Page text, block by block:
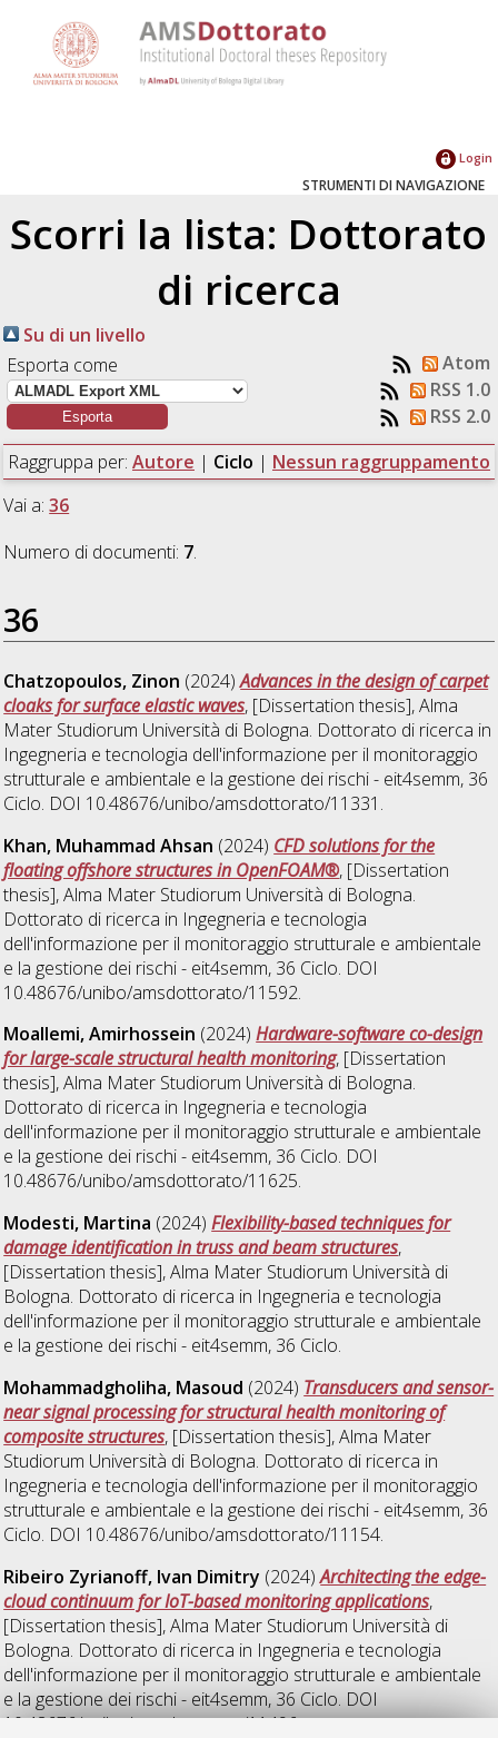
Login
STRUMENTI DI NAVIGAZIONE
Scorri la lista: Dottorato
di ricerca
Su di un livello
Esporta come
Atom
RSS 1.0
RSS 2.0
Raggruppa per: Autore | Ciclo | Nessun raggruppamento
Vai a:36
Numero di documenti: 7.
36
Chatzopoulos, Zinon (2024)Advances in the design of carpet
cloaks for surface elastic waves, [Dissertation thesis], Alma
Mater Studiorum Università di Bologna. Dottorato di ricerca in
Ingegneria e tecnologia dell'informazione per il monitoraggio
strutturale e ambientale e la gestione dei rischi - eit4semm, 36
Ciclo. DOI 10.48676/unibo/amsdottorato/11331.
Khan, Muhammad Ahsan (2024) CFD solutions for the
floating offshore structures in OpenFOAM®, [Dissertation
thesis], Alma Mater Studiorum Università di Bologna.
Dottorato di ricerca in Ingegneria e tecnologia
dell'informazione per il monitoraggio strutturale e ambientale
e la gestione dei rischi - eit4semm, 36 Ciclo. DOI
10.48676/unibo/amsdottorato/11592.
Moallemi, Amirhossein (2024)Hardware-software co-design
for large-scale structural health monitoring, [Dissertation
thesis], Alma Mater Studiorum Università di Bologna.
Dottorato di ricerca in Ingegneria e tecnologia
dell'informazione per il monitoraggio strutturale e ambientale
e la gestione dei rischi - eit4semm, 36 Ciclo. DOI
10.48676/unibo/amsdottorato/11625.
Modesti, Martina (2024)Flexibility-based techniques for
damage identification in truss and beam structures,
[Dissertation thesis], Alma Mater Studiorum Università di
Bologna. Dottorato di ricerca in Ingegneria e tecnologia
dell'informazione per il monitoraggio strutturale e ambientale
e la gestione dei rischi - eit4semm, 36 Ciclo.
Mohammadgholiha, Masoud (2024) Transducers and sensor-
near signal processing for structural health monitoring of
composite structures, [Dissertation thesis], Alma Mater
Studiorum Università di Bologna. Dottorato di ricerca in
Ingegneria e tecnologia dell'informazione per il monitoraggio
strutturale e ambientale e la gestione dei rischi - eit4semm, 36
Ciclo. DOI 10.48676/unibo/amsdottorato/11154.
Ribeiro Zyrianoff, Ivan Dimitry (2024)Architecting the edge-
cloud continuum for IoT-based monitoring applications,
[Dissertation thesis], Alma Mater Studiorum Università di
Bologna. Dottorato di ricerca in Ingegneria e tecnologia
dell'informazione per il monitoraggio strutturale e ambientale
e la gestione dei rischi - eit4semm, 36 Ciclo. DOI
10.48676/unibo/amsdottorato/11496.